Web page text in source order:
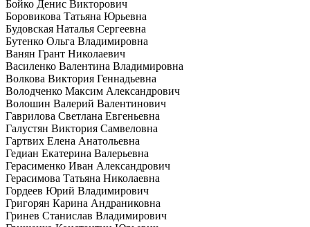
Бойко Денис Викторович
Боровикова Татьяна Юрьевна
Будовская Наталья Сергеевна
Бутенко Ольга Владимировна
Ванян Грант Николаевич
Василенко Валентина Владимировна
Волкова Виктория Геннадьевна
Володченко Максим Александрович
Волошин Валерий Валентинович
Гаврилова Светлана Евгеньевна
Галустян Виктория Самвеловна
Гартвих Елена Анатольевна
Гедиан Екатерина Валерьевна
Герасименко Иван Александрович
Герасимова Татьяна Николаевна
Гордеев Юрий Владимирович
Григорян Карина Андраниковна
Гринев Станислав Владимирович